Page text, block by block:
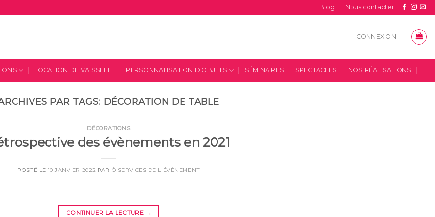
Blog Nous contacter
CONNEXION
LOCATION DE VAISSELLE PERSONNALISATION D’OBJETS SÉMINAIRES SPECTACLES NOS RÉALISATIONS
PAR TAGS: DÉCORATION DE TABLE
DÉCORATIONS
des évènements en 2021
POSTÉ LE10 JANVIER 2022 PAR Ô SERVICES DE L'ÉVÈNEMENT
CONTINUER LA LECTURE →